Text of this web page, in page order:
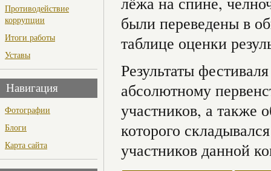
Противодействие
коррупции
Итоги работы
Уставы
Навигация
Фотографии
Блоги
Карта сайта
были переведены в
таблице оценки
Результаты
абсолютному
участников, а также
которого
участников данной